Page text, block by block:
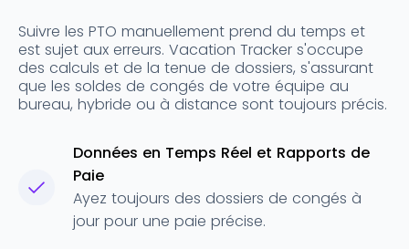
Suivre les PTO manuellement prend du temps et
est sujet aux erreurs. Vacation Tracker s'occupe
des calculs et de la tenue de dossiers, s'assurant
que les soldes de congés de votre équipe au
bureau, hybride ou à distance sont toujours précis.
Données en Temps Réel et Rapports de
Paie
Ayez toujours des dossiers de congés à
jour pour une paie précise.